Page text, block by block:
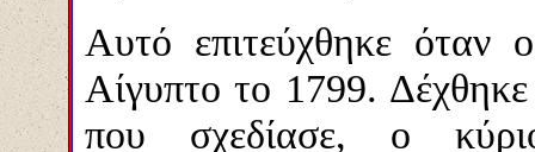
Αυτό επιτεύχθηκε
Αίγυπτο το 1799.
που σχεδίασε, ο